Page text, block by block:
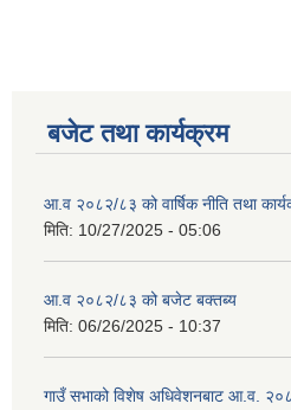
बजेट तथा कार्यक्रम
आ.व २०८२/८३ को वार्षिक नीति तथा
मिति: 10/27/2025 - 05:06
आ.व २०८२/८३ को बजेट बक्तब्य
मिति: 06/26/2025 - 10:37
गाउँ सभाको विशेष अधिवेशनबाट आ.व.